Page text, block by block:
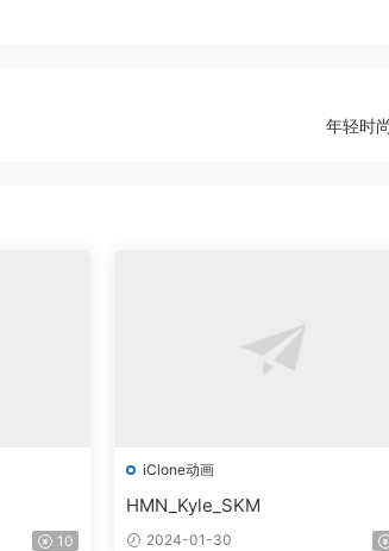
年轻时
10
iClone动画
HMN_Kyle_SKM
2024-01-30